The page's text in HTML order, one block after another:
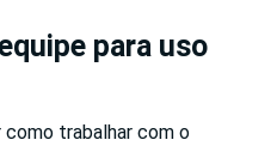
para uso
trabalhar com o